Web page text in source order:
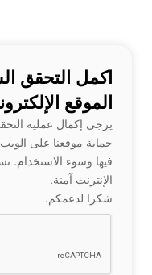
اكمل التحقق
الموقع
يرجى إكمال عملية
حماية موقعنا على
فيها وسوء الاستخدام.
الإنترنت آمنة.
شكرا لدعمكم.